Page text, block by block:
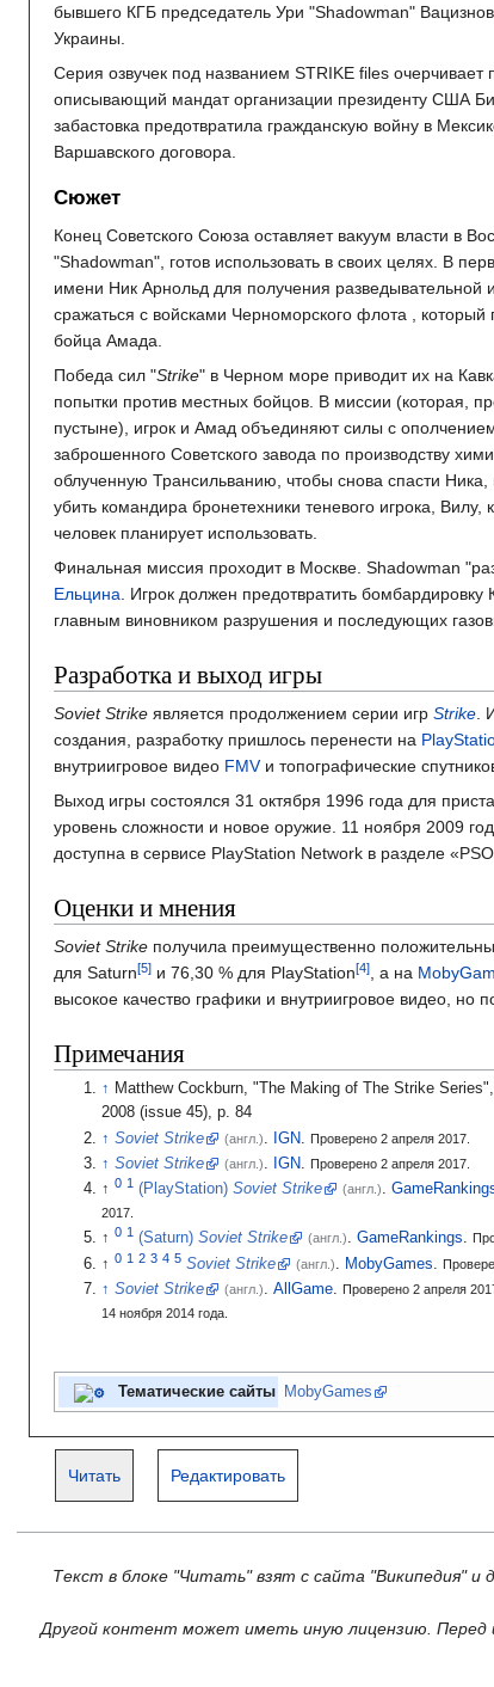
бывшего КГБ председатель Ури "Shadowman"
Украины.
Серия озвучек под названием STRIKE files
описывающий мандат организации президенту США
забастовка предотвратила гражданскую войну в
Варшавского договора.
Сюжет
Конец Советского Союза оставляет вакуум власти в
"Shadowman", готов использовать в своих целях. В
имени Ник Арнольд для получения
сражаться с войсками Черноморского флота , который
бойца Амада.
Победа сил "Strike" в Черном море приводит их на
попытки против местных бойцов. В миссии (которая,
пустыне), игрок и Амад объединяют силы с
заброшенного Советского завода по производству
облученную Трансильванию, чтобы снова спасти Ника,
убить командира бронетехники теневого игрока,
человек планирует использовать.
Финальная миссия проходит в Москве. Shadowman
Ельцина. Игрок должен предотвратить
главным виновником разрушения и последующих
Разработка и выход игры
Soviet Strike является продолжением серии игр Strike.
создания, разработку пришлось перенести на
внутриигровое видео FMVи топографические
Выход игры состоялся 31 октября 1996 года для
уровень сложности и новое оружие. 11 ноября 2009
доступна в сервисе PlayStation Network в разделе
Оценки и мнения
Soviet Strike получила преимущественно
для Saturn
и 76,30 % для PlayStation , а на
высокое качество графики и внутриигровое видео, но
Примечания
Matthew Cockburn, "The Making of The Strike
2008 (issue 45), p. 84
Soviet Strike
(англ.) IGN Проверено 2 апреля 2017.
Soviet Strike (англ.). IGN. Проверено 2 апреля 2017.
(PlayStation)Soviet Strike (англ.).
2017.
(Saturn)Soviet Strike (англ.). GameRankings.
Soviet Strike (англ.) MobyGames
Soviet Strike (англ.). AllGame. Проверено 2 апреля
14 ноября 2014 года.
Тематические сайты MobyGames
Читать Редактировать
Текст в блоке "Читать" взят с сайта "Википедия" и
Другой контент может иметь иную лицензию. Перед